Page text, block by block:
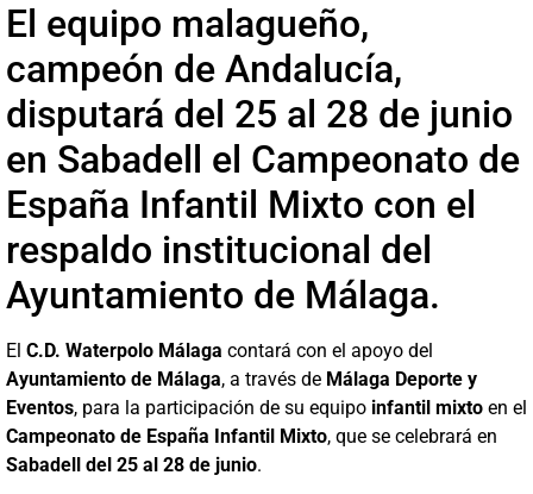
El equipo malagueño,
campeón de Andalucía,
disputará del 25 al 28 de junio
en Sabadell el Campeonato de
España Infantil Mixto con el
respaldo institucional del
Ayuntamiento de Málaga.
El C.D. Waterpolo Málaga contará con el apoyo del
Ayuntamiento de Málaga, a través de Málaga Deporte y
Eventos, para la participación de su equipo infantil mixto en el
Campeonato de España Infantil Mixto, que se celebrará en
Sabadell del 25 al 28 de junio.